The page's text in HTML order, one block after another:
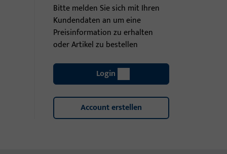
Bitte melden Sie sich mit Ihren
Kundendaten an um eine
Preisinformation zu erhalten
oder Artikel zu bestellen
Login
Account erstellen